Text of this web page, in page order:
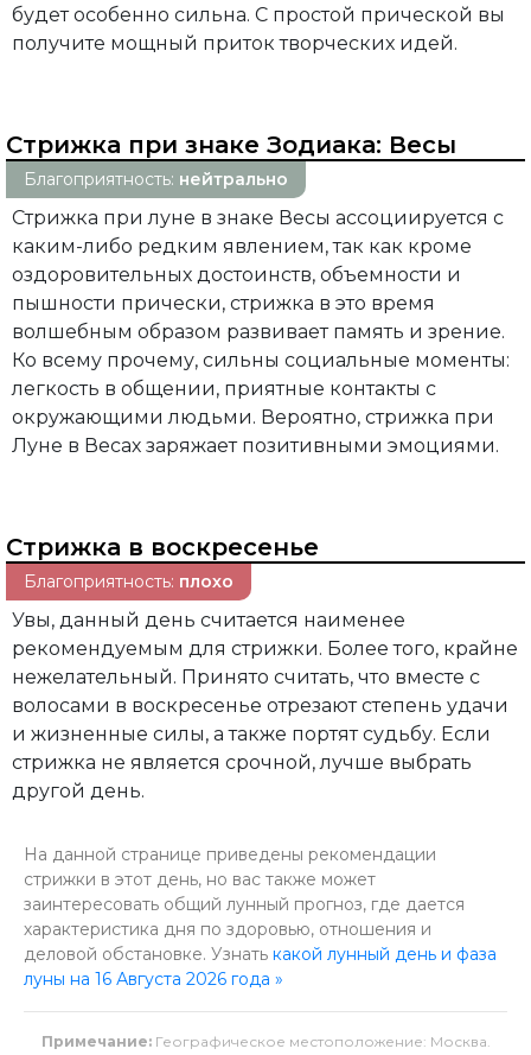
будет особенно сильна. С простой прической вы
получите мощный приток творческих идей.
Стрижка при знаке Зодиака: Весы
Благоприятность: нейтрально
Стрижка при луне в знаке Весы ассоциируется с
каким-либо редким явлением, так как кроме
оздоровительных достоинств, объемности и
пышности прически, стрижка в это время
волшебным образом развивает память и зрение.
Ко всему прочему, сильны социальные моменты:
легкость в общении, приятные контакты с
окружающими людьми. Вероятно, стрижка при
Луне в Весах заряжает позитивными эмоциями.
Стрижка в воскресенье
Благоприятность: плохо
Увы, данный день считается наименее
рекомендуемым для стрижки. Более того, крайне
нежелательный. Принято считать, что вместе с
волосами в воскресенье отрезают степень удачи
и жизненные силы, а также портят судьбу. Если
стрижка не является срочной, лучше выбрать
другой день.
На данной странице приведены рекомендации
стрижки в этот день, но вас также может
заинтересовать общий лунный прогноз, где дается
характеристика дня по здоровью, отношения и
деловой обстановке. Узнать какой лунный день и фаза
луны на 16 Августа 2026 года »
Примечание: Географическое местоположение: Москва.